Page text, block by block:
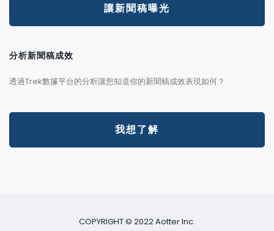
讓新聞稿曝光
分析新聞稿成效
透過Trek數據平台的分析讓您知道你的新聞稿成效表現如何？
我想了解
COPYRIGHT © 2022 Aotter Inc.